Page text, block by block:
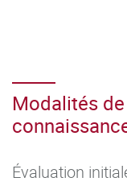
Modalités
Évaluation